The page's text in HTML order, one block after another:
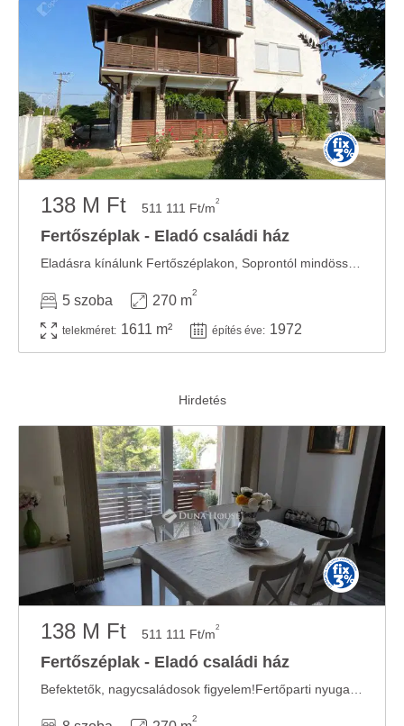
138 M Ft 511 111 Ft/m2
Fertőszéplak - Eladó családi ház
5 szoba 270 m
2
telekméret: 1611 m² építés éve: 1972
138 M Ft 511 111 Ft/m2
Fertőszéplak - Eladó családi ház
2